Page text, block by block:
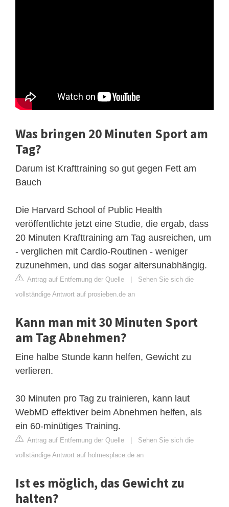
Was bringen 20 Minuten Sport am
Tag?
Darum ist Krafttraining so gut gegen Fett am
Bauch
Die Harvard School of Public Health
veröffentlichte jetzt eine Studie, die ergab, dass
20 Minuten Krafttraining am Tag ausreichen, um
- verglichen mit Cardio-Routinen - weniger
zuzunehmen, und das sogar altersunabhängig.
Antrag auf Entfernung der Quelle | Sehen Sie sich die
vollständige Antwort auf prosieben.de an
Kann man mit 30 Minuten Sport
am Tag Abnehmen?
Eine halbe Stunde kann helfen, Gewicht zu
verlieren.
30 Minuten pro Tag zu trainieren, kann laut
WebMD effektiver beim Abnehmen helfen, als
ein 60-minütiges Training.
Antrag auf Entfernung der Quelle | Sehen Sie sich die
vollständige Antwort auf holmesplace.de an
Ist es möglich, das Gewicht zu
halten?